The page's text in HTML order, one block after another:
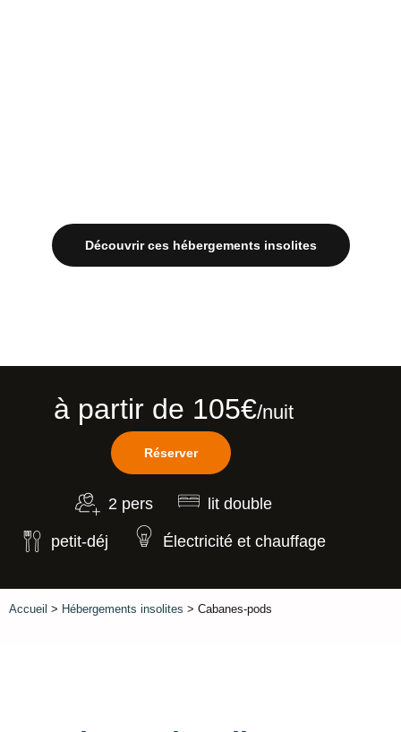
Découvrir ces hébergements insolites
à partir de 105€/nuit
Réserver
2 pers lit double
petit-déj Électricité et chauffage
Accueil > Hébergements insolites > Cabanes-pods